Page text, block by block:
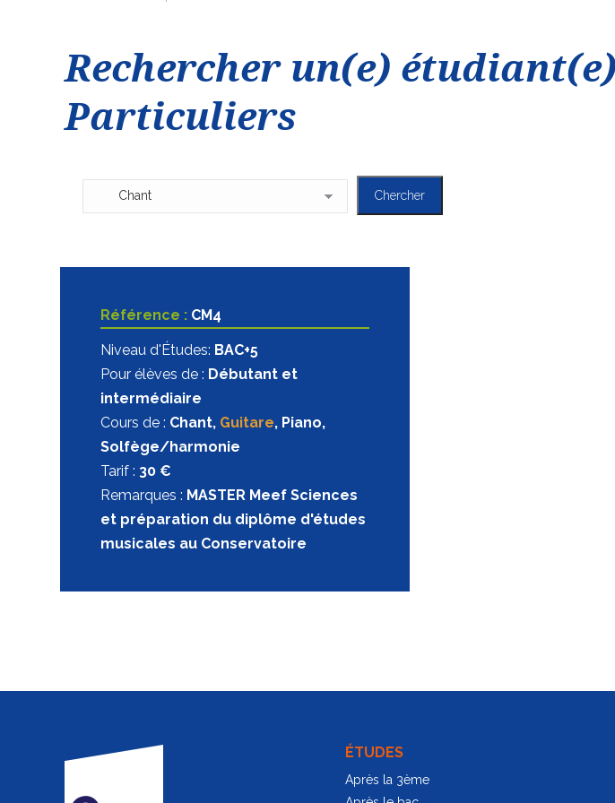
Rechercher un(e)
Particuliers
Référence : CM4
Niveau d'Études: BAC+5
Pour élèves de : Débutant et
intermédiaire
Cours de : Chant, Guitare, Piano,
Solfège/harmonie
Tarif : 30 €
Remarques : MASTER Meef Sciences
et préparation du diplôme d'études
musicales au Conservatoire
ÉTUDES
Après la 3ème